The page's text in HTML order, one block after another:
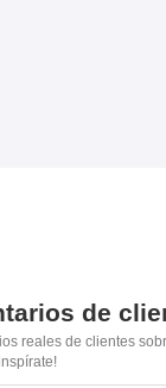
de
reales de clientes